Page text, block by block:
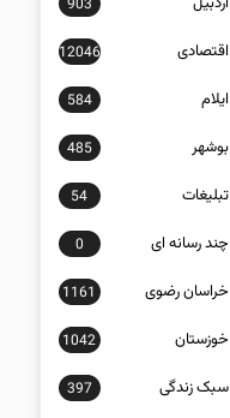
903
اقتصادی 12046
ایلام 584
بوشهر 485
تبلیغات 54
چند رسانه ای 0
خراسان رضوی 1161
خوزستان 1042
سبک زندگی 397